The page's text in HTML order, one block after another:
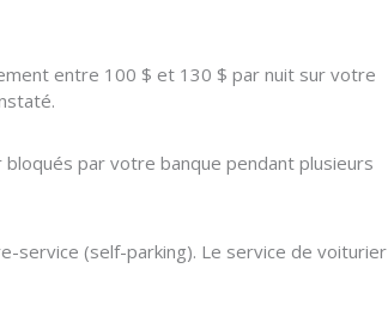
entre 100 $ et 130 $ par nuit sur votre
par votre banque pendant plusieurs
service (self-parking). Le service de voiturier